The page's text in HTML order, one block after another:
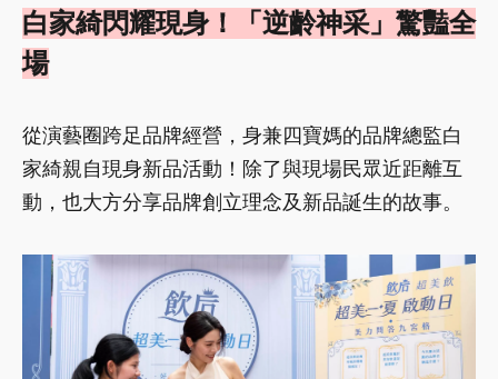
白家綺閃耀現身！「逆齡神采」驚豔全
場
從演藝圈跨足品牌經營，身兼四寶媽的品牌總監白
家綺親自現身新品活動！除了與現場民眾近距離互
動，也大方分享品牌創立理念及新品誕生的故事。